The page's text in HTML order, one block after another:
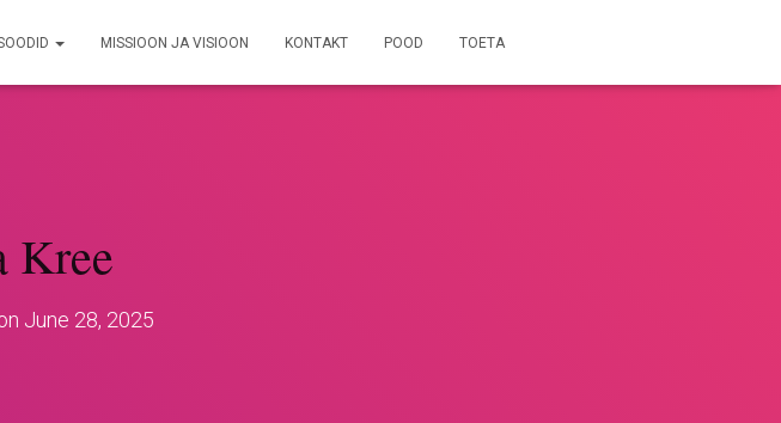
MISSIOON JA VISIOON KONTAKT POOD TOETA
Kree
June 28, 2025